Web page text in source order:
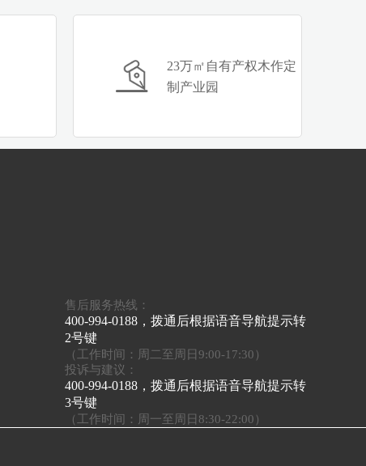
23万㎡自有产权木作定
制产业园
售后服务热线：
400-994-0188，拨通后根据语音导航提示转
2号键
（工作时间：周二至周日9:00-17:30）
投诉与建议：
400-994-0188，拨通后根据语音导航提示转
3号键
（工作时间：周一至周日8:30-22:00）